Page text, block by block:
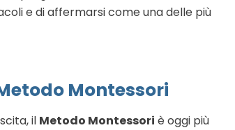
e di affermarsi come una delle più
Montessori
il Metodo Montessori è oggi più